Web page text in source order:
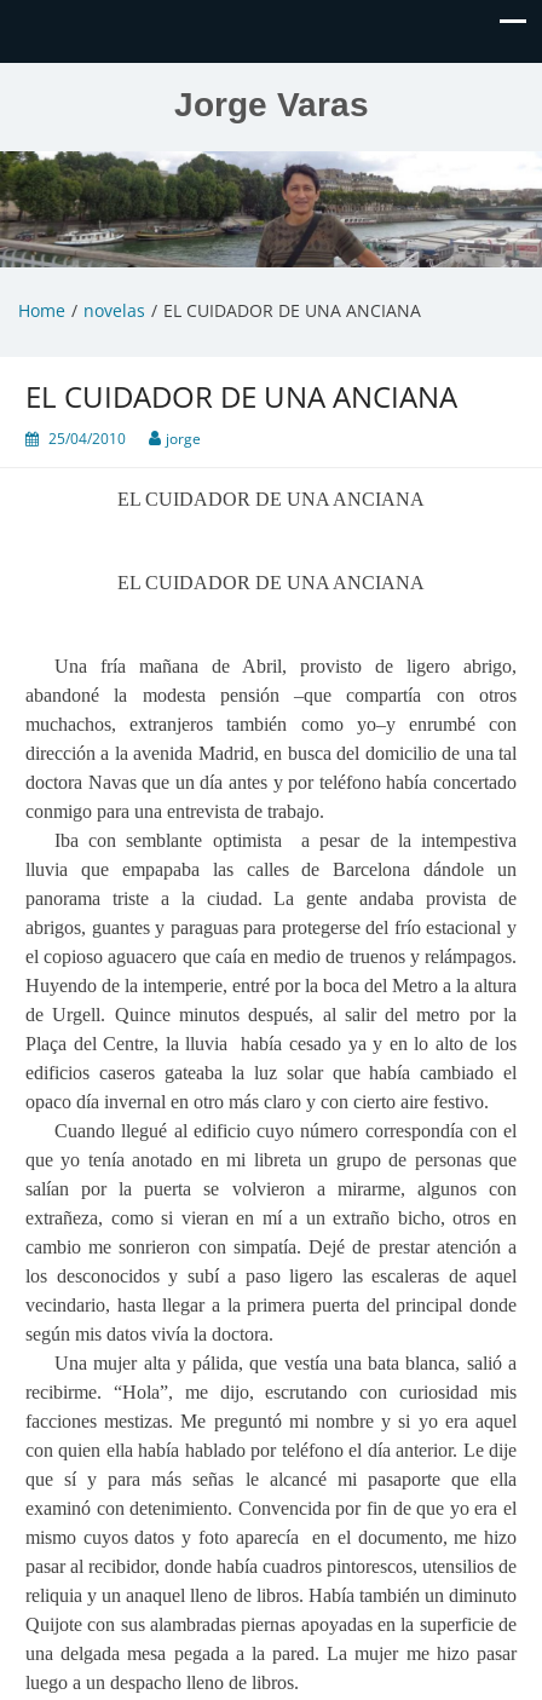
Jorge Varas
Home novelas EL CUIDADOR DE UNA ANCIANA
EL CUIDADOR DE UNA ANCIANA
25/04/2010 jorge
EL CUIDADOR DE UNA ANCIANA
EL CUIDADOR DE UNA ANCIANA
Una fría mañana de Abril, provisto de ligero abrigo,
abandoné la modesta pensión –que compartía con otros
muchachos, extranjeros también como yo–y enrumbé con
dirección a la avenida Madrid, en busca del domicilio de una tal
doctora Navas que un día antes y por teléfono había concertado
conmigo para una entrevista de trabajo.
Iba con semblante optimista
a pesar de la intempestiva
lluvia que empapaba las calles de Barcelona dándole un
panorama triste a la ciudad. La gente andaba provista de
abrigos, guantes y paraguas para protegerse del frío estacional y
el copioso aguacero que caía en medio de truenos y relámpagos.
Huyendo de la intemperie, entré por la boca del Metro a la altura
de Urgell. Quince minutos después, al salir del metro por la
Plaça del Centre, la lluvia
había cesado ya y en lo alto de los
edificios caseros gateaba la luz solar que había cambiado el
opaco día invernal en otro más claro y con cierto aire festivo.
Cuando llegué al edificio cuyo número correspondía con el
que yo tenía anotado en mi libreta un grupo de personas que
salían por la puerta se volvieron a mirarme, algunos con
extrañeza, como si vieran en mí a un extraño bicho, otros en
cambio me sonrieron con simpatía. Dejé de prestar atención a
los desconocidos y subí a paso ligero las escaleras de aquel
vecindario, hasta llegar a la primera puerta del principal donde
según mis datos vivía la doctora.
Una mujer alta y pálida, que vestía una bata blanca, salió a
recibirme. “Hola”, me dijo, escrutando con curiosidad mis
facciones mestizas. Me preguntó mi nombre y si yo era aquel
con quien ella había hablado por teléfono el día anterior. Le dije
que sí y para más señas le alcancé mi pasaporte que ella
examinó con detenimiento. Convencida por fin de que yo era el
mismo cuyos datos y foto aparecía
en el documento, me hizo
pasar al recibidor, donde había cuadros pintorescos, utensilios de
reliquia y un anaquel lleno de libros. Había también un diminuto
Quijote con sus alambradas piernas apoyadas en la superficie de
una delgada mesa pegada a la pared. La mujer me hizo pasar
luego a un despacho lleno de libros.